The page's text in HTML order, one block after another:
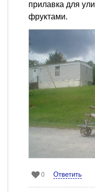
прилавка для
фруктами.
0 Ответить